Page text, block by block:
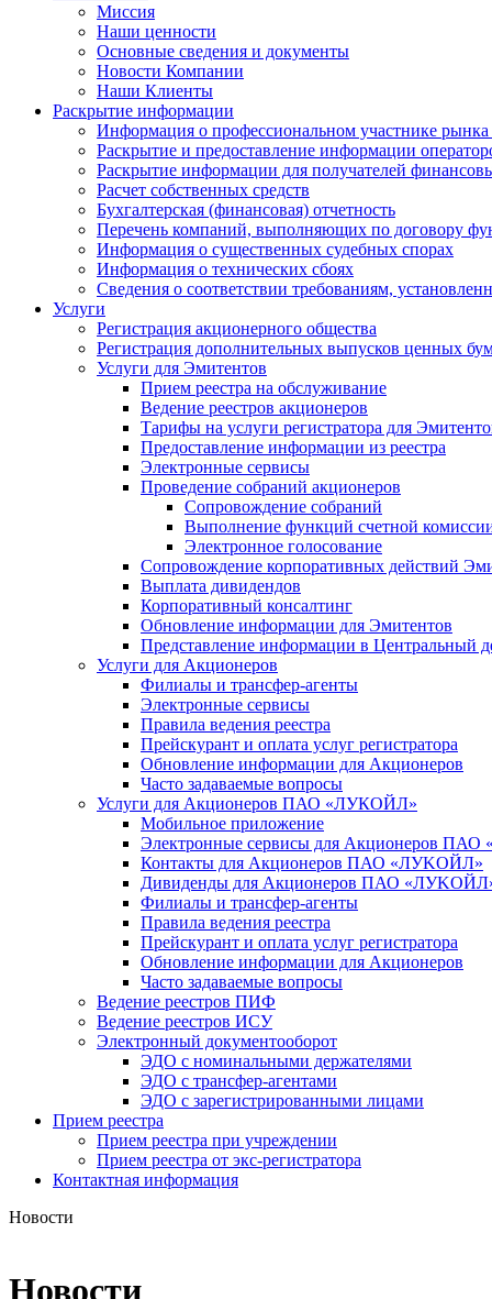
Миссия
Наши ценности
Основные сведения и документы
Новости Компании
Наши Клиенты
Раскрытие информации
Информация о профессиональном участнике
Раскрытие и предоставление информации
Раскрытие информации для получателей
Расчет собственных средств
Бухгалтерская (финансовая) отчетность
Перечень компаний, выполняющих по договору
Информация о существенных судебных спорах
Информация о технических сбоях
Сведения о соответствии требованиям,
Услуги
Регистрация акционерного общества
Регистрация дополнительных выпусков ценных
Услуги для Эмитентов
Прием реестра на обслуживание
Ведение реестров акционеров
Тарифы на услуги регистратора для
Предоставление информации из реестра
Электронные сервисы
Проведение собраний акционеров
Сопровождение собраний
Выполнение функций счетной
Электронное голосование
Сопровождение корпоративных действий
Выплата дивидендов
Корпоративный консалтинг
Обновление информации для Эмитентов
Представление информации в Центральный
Услуги для Акционеров
Филиалы и трансфер-агенты
Электронные сервисы
Правила ведения реестра
Прейскурант и оплата услуг регистратора
Обновление информации для Акционеров
Часто задаваемые вопросы
Услуги для Акционеров ПАО «ЛУКОЙЛ»
Мобильное приложение
Электронные сервисы для Акционеров
Контакты для Акционеров ПАО «ЛУKOЙЛ»
Дивиденды для Акционеров ПАО
Филиалы и трансфер-агенты
Правила ведения реестра
Прейскурант и оплата услуг регистратора
Обновление информации для Акционеров
Часто задаваемые вопросы
Ведение реестров ПИФ
Ведение реестров ИСУ
Электронный документооборот
ЭДО с номинальными держателями
ЭДО с трансфер-агентами
ЭДО с зарегистрированными лицами
Прием реестра
Прием реестра при учреждении
Прием реестра от экс-регистратора
Контактная информация
Новости
Новости